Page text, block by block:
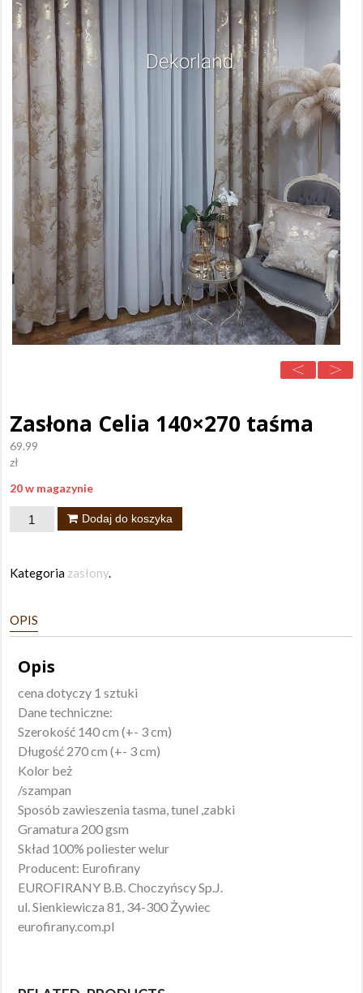
Zasłona Celia 140×270 taśma
69.99
zł
20 w magazynie
ilość
140x270
Dodaj do koszyka
Kategoria zasłony.
OPIS
Opis
cena dotyczy 1 sztuki
Dane techniczne:
Szerokość 140 cm (+- 3 cm)
Długość 270 cm (+- 3 cm)
Kolor beż
/szampan
Sposób zawieszenia tasma, tunel ,zabki
Gramatura 200 gsm
Skład 100% poliester welur
Producent: Eurofirany
EUROFIRANY B.B. Choczyńscy Sp.J.
ul. Sienkiewicza 81, 34-300 Żywiec
eurofirany.com.pl